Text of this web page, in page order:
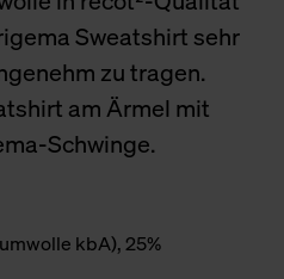
Sweatshirt sehr
zu tragen.
am Ärmel mit
Schwinge.
kbA), 25%